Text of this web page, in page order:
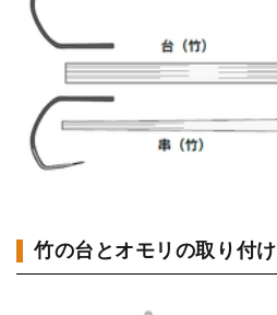
竹の台とオモリの取り付け